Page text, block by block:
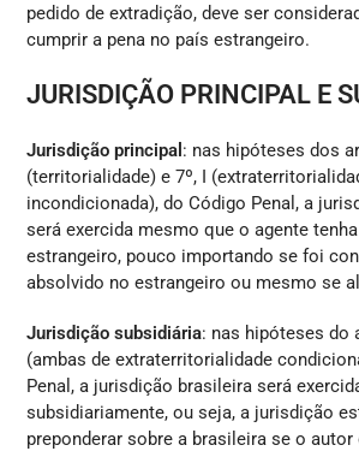
pedido de extradição, deve ser
cumprir a pena no país estrangeiro.
JURISDIÇÃO PRINCIPAL E
Jurisdição principal : nas hipóteses dos
(territorialidade) e 7º, I
incondicionada), do Código Penal, a
será exercida mesmo que o agente
estrangeiro, pouco importando se foi
absolvido no estrangeiro ou mesmo se
Jurisdição subsidiária: nas hipóteses do
(ambas de extraterritorialidade
Penal, a jurisdição brasileira será
subsidiariamente, ou seja, a jurisdição
preponderar sobre a brasileira se o